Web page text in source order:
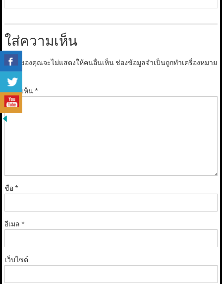
ใส่ความเห็น
อีเมลของคุณจะไม่แสดงให้คนอื่นเห็น ช่องข้อมูลจำเป็นถูกทำเครื่องหมาย
*
ความเห็น*
ชื่อ*
อีเมล *
เว็บไซต์